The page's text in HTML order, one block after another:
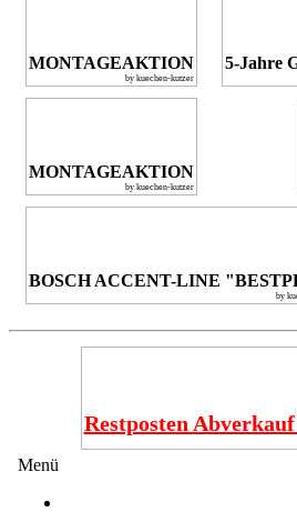
MONTAGEAKTION
by kuechen-kutzer
5-Jahre
MONTAGEAKTION
by kuechen-kutzer
BOSCH ACCENT-LINE
by
Restposten
Menü